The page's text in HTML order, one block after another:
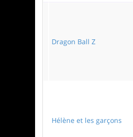
Dragon Ball Z
Hélène et les garçons